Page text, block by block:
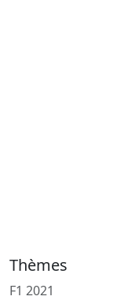
Thèmes
F1 2021